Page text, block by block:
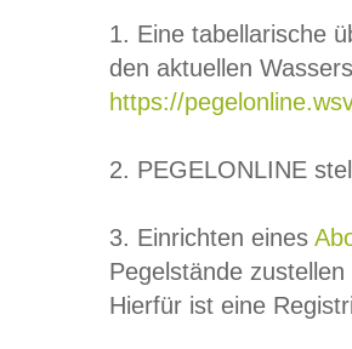
1. Eine tabellarische
den aktuellen
https://
2. PEGELONLINE
3. Einrichten eines
Pegelstände
Hierfür ist eine